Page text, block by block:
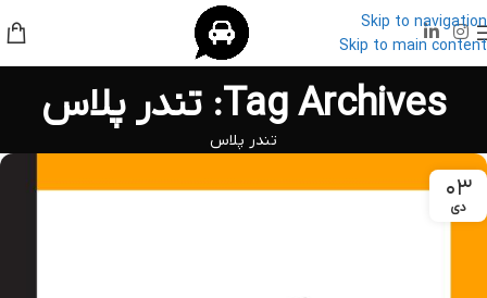
Skip to navigation
Skip to main content
Tag Archives: تندر پلاس
تندر پلاس
۰۳
دی